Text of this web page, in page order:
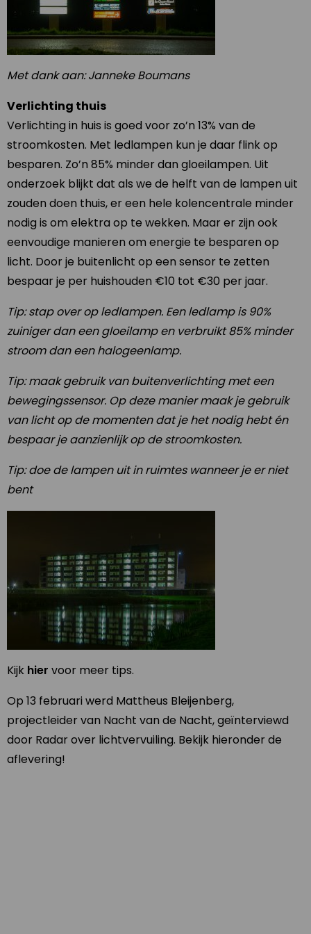
Met dank aan: Janneke Boumans
Verlichting thuis
Verlichting in huis is goed voor zo’n 13% van de
stroomkosten. Met ledlampen kun je daar flink op
besparen. Zo’n 85% minder dan gloeilampen. Uit
onderzoek blijkt dat als we de helft van de lampen uit
zouden doen thuis, er een hele kolencentrale minder
nodig is om elektra op te wekken. Maar er zijn ook
eenvoudige manieren om energie te besparen op
licht. Door je buitenlicht op een sensor te zetten
bespaar je per huishouden €10 tot €30 per jaar.
Tip: stap over op ledlampen. Een ledlamp is 90%
zuiniger dan een gloeilamp en verbruikt 85% minder
stroom dan een halogeenlamp.
Tip: maak gebruik van buitenverlichting met een
bewegingssensor. Op deze manier maak je gebruik
van licht op de momenten dat je het nodig hebt én
bespaar je aanzienlijk op de stroomkosten.
Tip: doe de lampen uit in ruimtes wanneer je er niet
bent
Kijk hier voor meer tips.
Op 13 februari werd Mattheus Bleijenberg,
projectleider van Nacht van de Nacht, geïnterviewd
door Radar over lichtvervuiling. Bekijk hieronder de
aflevering!